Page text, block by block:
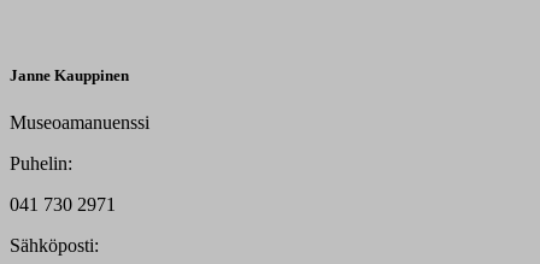
Janne Kauppinen
Museoamanuenssi
Puhelin:
041 730 2971
Sähköposti: